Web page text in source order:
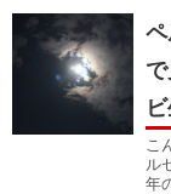
こ
ル
年